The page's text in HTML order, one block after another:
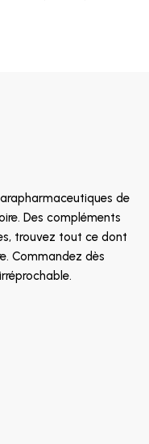
de
Des compléments
trouvez tout ce dont
Commandez dès